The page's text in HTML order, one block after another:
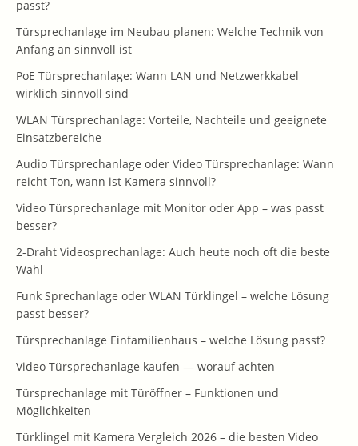
passt?
Türsprechanlage im Neubau planen: Welche Technik von
Anfang an sinnvoll ist
PoE Türsprechanlage: Wann LAN und Netzwerkkabel
wirklich sinnvoll sind
WLAN Türsprechanlage: Vorteile, Nachteile und geeignete
Einsatzbereiche
Audio Türsprechanlage oder Video Türsprechanlage: Wann
reicht Ton, wann ist Kamera sinnvoll?
Video Türsprechanlage mit Monitor oder App – was passt
besser?
2-Draht Videosprechanlage: Auch heute noch oft die beste
Wahl
Funk Sprechanlage oder WLAN Türklingel – welche Lösung
passt besser?
Türsprechanlage Einfamilienhaus – welche Lösung passt?
Video Türsprechanlage kaufen — worauf achten
Türsprechanlage mit Türöffner – Funktionen und
Möglichkeiten
Türklingel mit Kamera Vergleich 2026 – die besten Video